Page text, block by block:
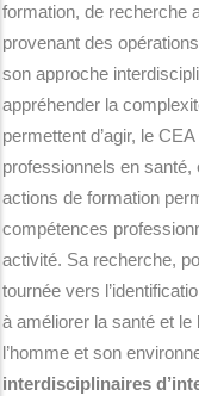
formation, de recherche
provenant des
son approche
appréhender la
permettent d’agir, le
professionnels en
actions de formation
compétences
activité. Sa recherche,
tournée vers
à améliorer la santé et
l’homme et son
interdisciplinaires